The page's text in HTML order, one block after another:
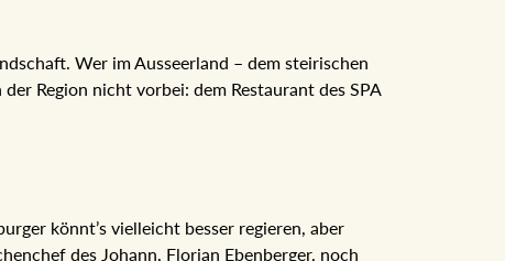
Wer im Ausseerland – dem steirischen
Region nicht vorbei: dem Restaurant des SPA
könnt’s vielleicht besser regieren, aber
des Johann, Florian Ebenberger, noch